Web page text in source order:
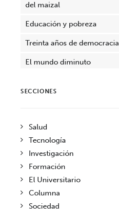
del maizal
Educación y pobreza
Treinta años de democracia
El mundo diminuto
SECCIONES
Salud
Tecnología
Investigación
Formación
El Universitario
Columna
Sociedad